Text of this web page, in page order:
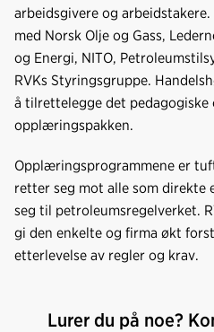
arbeidsgivere og
med Norsk Olje og Gass,
og Energi, NITO,
RVKs Styringsgruppe.
å tilrettelegge det
opplæringspakken.
Opplæringsprogrammene er
retter seg mot alle som direkte
seg til petroleumsregelverket.
gi den enkelte og firma økt
etterlevelse av regler og krav.
Lurer du på noe?